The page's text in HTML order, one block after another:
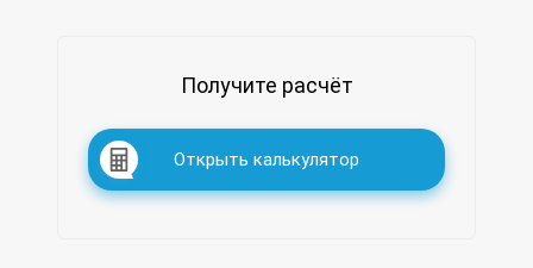
Получите расчёт
Открыть калькулятор